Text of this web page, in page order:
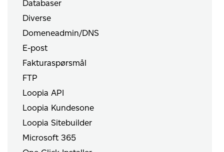
Databaser
Diverse
Domeneadmin/DNS
E-post
Fakturaspørsmål
FTP
Loopia API
Loopia Kundesone
Loopia Sitebuilder
Microsoft 365